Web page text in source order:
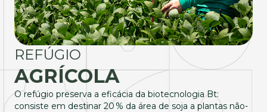
REFÚGIO
AGRÍCOLA
O refúgio preserva a eficácia da biotecnologia Bt:
consiste em destinar 20 % da área de soja a plantas não-